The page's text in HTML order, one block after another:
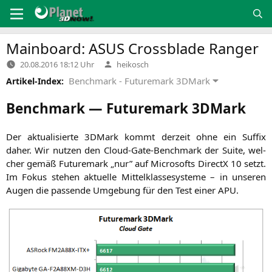
Inhalt
springen
Mainboard: ASUS Crossblade Ranger
20.08.2016 18:12 Uhr Verfasst
von
heikosch
Artikel-Index: Benchmark - Futuremark 3DMark
Benchmark — Futuremark 3DMark
Der aktua­li­sier­te 3DMark kommt der­zeit ohne ein Suf­fix
daher. Wir nut­zen den Cloud-Gate-Bench­mark der Suite, wel­
cher gemäß Future­mark „nur” auf Micro­softs DirectX 10 setzt.
Im Fokus ste­hen aktu­el­le Mit­tel­klas­se­sys­te­me – in unse­ren
Augen die pas­sen­de Umge­bung für den Test einer APU.